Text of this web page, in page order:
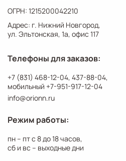
ОГРН: 1215200042210
Адрес: г. Нижний Новгород,
ул. Эльтонская, 1а, офис 117
Телефоны для заказов:
+7 (831) 468-12-04, 437-88-04,
мобильный +7-951-917-12-04
info@orionn.ru
Режим работы:
пн – пт с 8 до 18 часов,
сб и вс – выходные дни